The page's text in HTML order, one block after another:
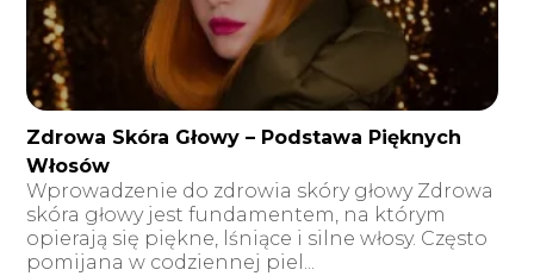
Zdrowa Skóra Głowy – Podstawa Pięknych
Włosów
Wprowadzenie do zdrowia skóry głowy Zdrowa
skóra głowy jest fundamentem, na którym
opierają się piękne, lśniące i silne włosy. Często
pomijana w codziennej piel...